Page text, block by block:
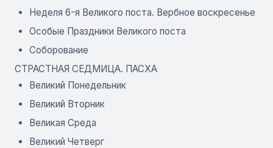
Неделя 6-я Великого поста. Вербное воскресенье
Особые Праздники Великого поста
Соборование
СТРАСТНАЯ СЕДМИЦА. ПАСХА
Великий Понедельник
Великий Вторник
Великая Среда
Великий Четверг